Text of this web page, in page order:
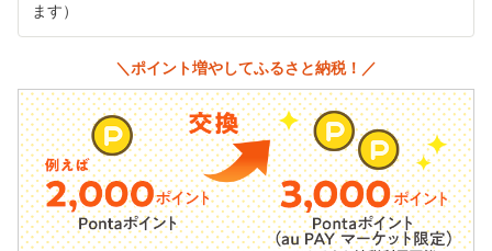
ます）
＼ポイント増やしてふるさと納税！／